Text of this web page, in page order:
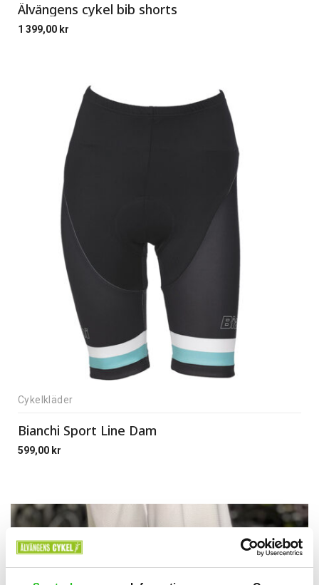
Älvängens cykel bib shorts
1 399,00 kr
Cykelkläder
Bianchi Sport Line Dam
599,00 kr